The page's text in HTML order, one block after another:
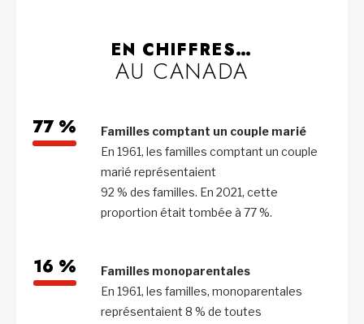
EN CHIFFRES…
AU CANADA
77 %
Familles comptant un couple marié
En 1961, les familles comptant un couple
marié représentaient
92 % des familles. En 2021, cette
proportion était tombée à 77 %.
16 %
Familles monoparentales
En 1961, les familles, monoparentales
représentaient 8 % de toutes